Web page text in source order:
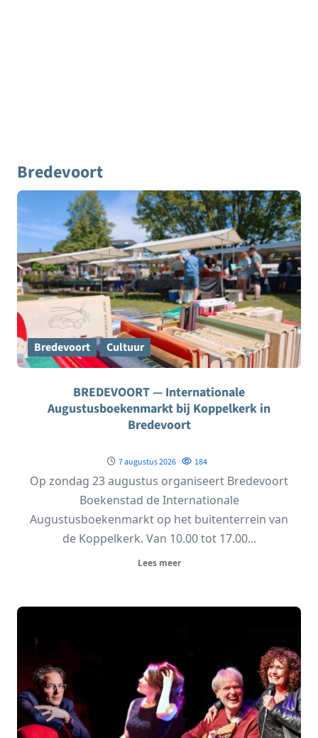
Bredevoort
Bredevoort Cultuur
BREDEVOORT — Internationale
Augustusboekenmarkt bij Koppelkerk in
Bredevoort
7 augustus 2026 184
Op zondag 23 augustus organiseert Bredevoort
Boekenstad de Internationale
Augustusboekenmarkt op het buitenterrein van
de Koppelkerk. Van 10.00 tot 17.00...
Lees meer